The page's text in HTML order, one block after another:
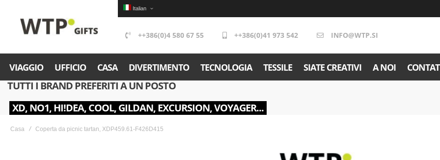
Italian
++386(0)4 580 67 55 ++386(0)41 973 542 INFO@WTP.SI
VIAGGIO UFFICIO CASA DIVERTIMENTO TECNOLOGIA TESSILE SIATE CREATIVI A NOI
TUTTI I BRAND PREFERITI A UN POSTO
XD, NO1, HI!DEA, COOL, GILDAN, EXCURSION, VOYAGER...
Casa Coperta da picnic tartan, XDP459.61-F426D415